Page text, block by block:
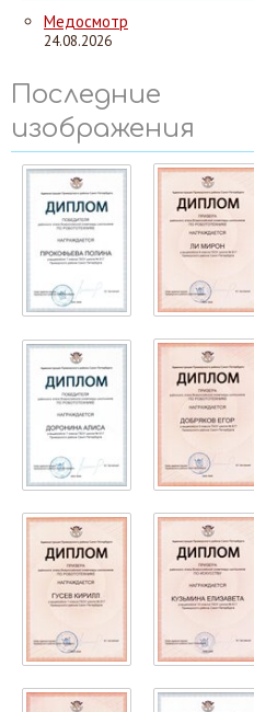
Медосмотр
24.08.2026
Последние
изображения